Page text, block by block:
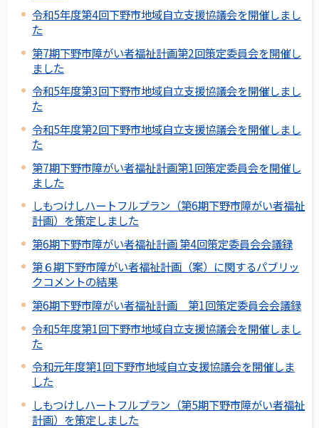
令和5年度第4回下野市地域自立支援協議会を開催しまし
た
第7期下野市障がい者福祉計画第2回策定委員会を開催し
ました
令和5年度第3回下野市地域自立支援協議会を開催しまし
た
令和5年度第2回下野市地域自立支援協議会を開催しまし
た
第7期下野市障がい者福祉計画第1回策定委員会を開催し
ました
しもつけしハートフルプラン（第6期下野市障がい者福祉
計画）を策定しました
第6期下野市障がい者福祉計画 第4回策定委員会会議録
第６期下野市障がい者福祉計画（案）に関するパブリッ
クコメントの結果
第6期下野市障がい者福祉計画 第1回策定委員会会議録
令和5年度第1回下野市地域自立支援協議会を開催しまし
た
令和元年度第1回下野市地域自立支援協議会を開催しま
した
しもつけしハートフルプラン（第5期下野市障がい者福祉
計画）を策定しました